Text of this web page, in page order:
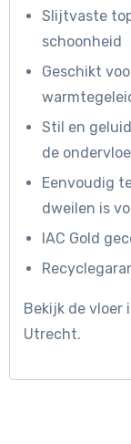
Slijtvaste
schoonheid
Geschikt
Stil en
de
Eenvoudig
dweilen is
IAC Gold
Bekijk de vloer
Utrecht.